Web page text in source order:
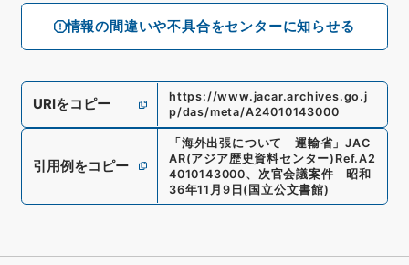
情報の間違いや不具合をセンターに知らせる
URIをコピー
https://www.jacar.archives.go.j
p/das/meta/A24010143000
引用例をコピー
「海外出張について 運輸省」JAC
AR(アジア歴史資料センター) Ref.A2
4010143000、 次官会議案件 昭和
36年11月9日(国立公文書館)